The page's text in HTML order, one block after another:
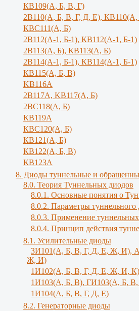
КВ109(А, Б, В, Г)
2В110(А, Б, В, Г, Д, Е), КВ110(А,
КВС111(А, Б)
2В112(А-1, Б-1), КВ112(А-1, Б-1)
2В113(А, Б), КВ113(А, Б)
2В114(А-1, Б-1), КВ114(А-1, Б-1)
КВ115(А, Б, В)
KB116A
2В117А, KB117(A, Б)
2ВС118(А, Б)
КВ119А
КВС120(А, Б)
КВ121(А, Б)
КВ122(А, Б, В)
КВ123А
8. Диоды туннельные и
8.0. Теория Туннельных диодов
8.0.1. Основные понятия о
8.0.2. Параметры туннельного
8.0.3. Применение
8.0.4. Принцип действия
8.1. Усилительные диоды
3И101(А, Б, В, Г, Д, Е, Ж, И),
Ж, И)
1И102(А, Б, В, Г, Д, Е, Ж, И, К)
1И103(А, Б, В), ГИ103(А, Б, В,
1И104(А, Б, В, Г, Д, Е)
8.2. Генераторные диоды